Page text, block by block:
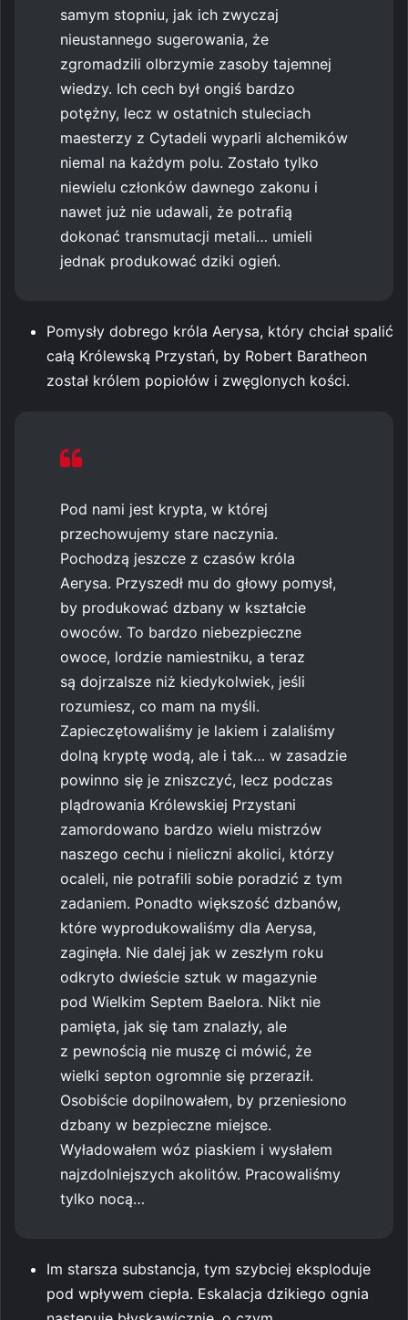
samym stopniu, jak ich zwyczaj
nieustannego sugerowania, że
zgromadzili olbrzymie zasoby tajemnej
wiedzy. Ich cech był ongiś bardzo
potężny, lecz w ostatnich stuleciach
maesterzy z Cytadeli wyparli alchemików
niemal na każdym polu. Zostało tylko
niewielu członków dawnego zakonu i
nawet już nie udawali, że potrafią
dokonać transmutacji metali… umieli
jednak produkować dziki ogień.
Pomysły dobrego króla Aerysa, który chciał spalić
całą Królewską Przystań, by Robert Baratheon
został królem popiołów i zwęglonych kości.
Pod nami jest krypta, w której
przechowujemy stare naczynia.
Pochodzą jeszcze z czasów króla
Aerysa. Przyszedł mu do głowy pomysł,
by produkować dzbany w kształcie
owoców. To bardzo niebezpieczne
owoce, lordzie namiestniku, a teraz
są dojrzalsze niż kiedykolwiek, jeśli
rozumiesz, co mam na myśli.
Zapieczętowaliśmy je lakiem i zalaliśmy
dolną kryptę wodą, ale i tak… w zasadzie
powinno się je zniszczyć, lecz podczas
plądrowania Królewskiej Przystani
zamordowano bardzo wielu mistrzów
naszego cechu i nieliczni akolici, którzy
ocaleli, nie potrafili sobie poradzić z tym
zadaniem. Ponadto większość dzbanów,
które wyprodukowaliśmy dla Aerysa,
zaginęła. Nie dalej jak w zeszłym roku
odkryto dwieście sztuk w magazynie
pod Wielkim Septem Baelora. Nikt nie
pamięta, jak się tam znalazły, ale
z pewnością nie muszę ci mówić, że
wielki septon ogromnie się przeraził.
Osobiście dopilnowałem, by przeniesiono
dzbany w bezpieczne miejsce.
Wyładowałem wóz piaskiem i wysłałem
najzdolniejszych akolitów. Pracowaliśmy
tylko nocą…
Im starsza substancja, tym szybciej eksploduje
pod wpływem ciepła. Eskalacja dzikiego ognia